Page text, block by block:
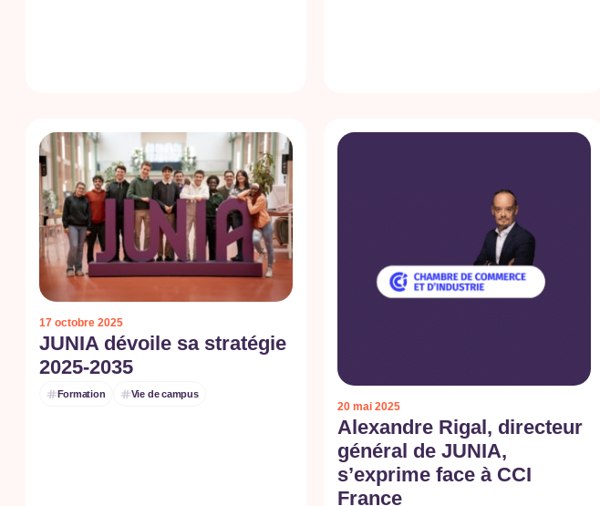
17 octobre 2025
JUNIA dévoile sa stratégie
2025-2035
Formation Vie de campus
20 mai 2025
Alexandre Rigal, directeur
général de JUNIA,
s’exprime face à CCI
France